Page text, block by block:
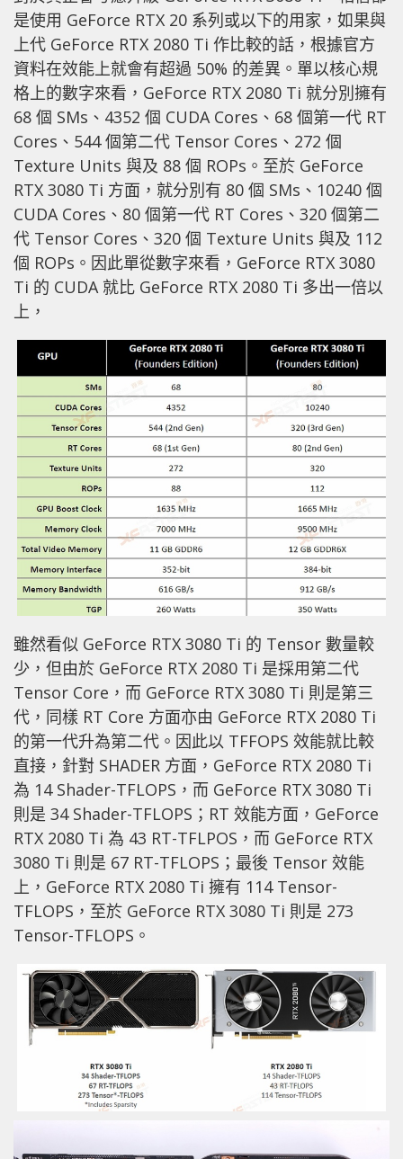
是使用 GeForce RTX 20 系列或以下的用家，如果與
上代 GeForce RTX 2080 Ti 作比較的話，根據官方
資料在效能上就會有超過 50% 的差異。單以核心規
格上的數字來看，GeForce RTX 2080 Ti 就分別擁有
68 個 SMs、4352 個 CUDA Cores、68 個第一代 RT
Cores、544 個第二代 Tensor Cores、272 個
Texture Units 與及 88 個 ROPs。至於 GeForce
RTX 3080 Ti 方面，就分別有 80 個 SMs、10240 個
CUDA Cores、80 個第一代 RT Cores、320 個第二
代 Tensor Cores、320 個 Texture Units 與及 112
個 ROPs。因此單從數字來看，GeForce RTX 3080
Ti 的 CUDA 就比 GeForce RTX 2080 Ti 多出一倍以
上，
雖然看似 GeForce RTX 3080 Ti 的 Tensor 數量較
少，但由於 GeForce RTX 2080 Ti 是採用第二代
Tensor Core，而 GeForce RTX 3080 Ti 則是第三
代，同樣 RT Core 方面亦由 GeForce RTX 2080 Ti
的第一代升為第二代。因此以 TFFOPS 效能就比較
直接，針對 SHADER 方面，GeForce RTX 2080 Ti
為 14 Shader-TFLOPS，而 GeForce RTX 3080 Ti
則是 34 Shader-TFLOPS；RT 效能方面，GeForce
RTX 2080 Ti 為 43 RT-TFLPOS，而 GeForce RTX
3080 Ti 則是 67 RT-TFLOPS；最後 Tensor 效能
上，GeForce RTX 2080 Ti 擁有 114 Tensor-
TFLOPS，至於 GeForce RTX 3080 Ti 則是 273
Tensor-TFLOPS。